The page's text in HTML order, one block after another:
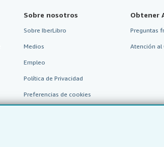
Sobre nosotros
Sobre IberLibro
Medios
Empleo
Política de Privacidad
Preferencias de cookies
Obtener
Preguntas
Atención al